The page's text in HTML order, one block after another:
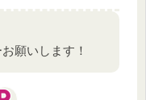
願いします！